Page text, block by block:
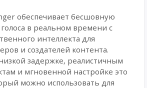
обеспечивает бесшовную
в реальном времени с
интеллекта для
и создателей контента.
задержке, реалистичным
и мгновенной настройке это
можно использовать для